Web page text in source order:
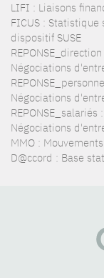
LIFI : Liaisons
FICUS : Statistique
dispositif SUSE
Négociations
Négociations
Négociations
MMO :
D@ccord : Base